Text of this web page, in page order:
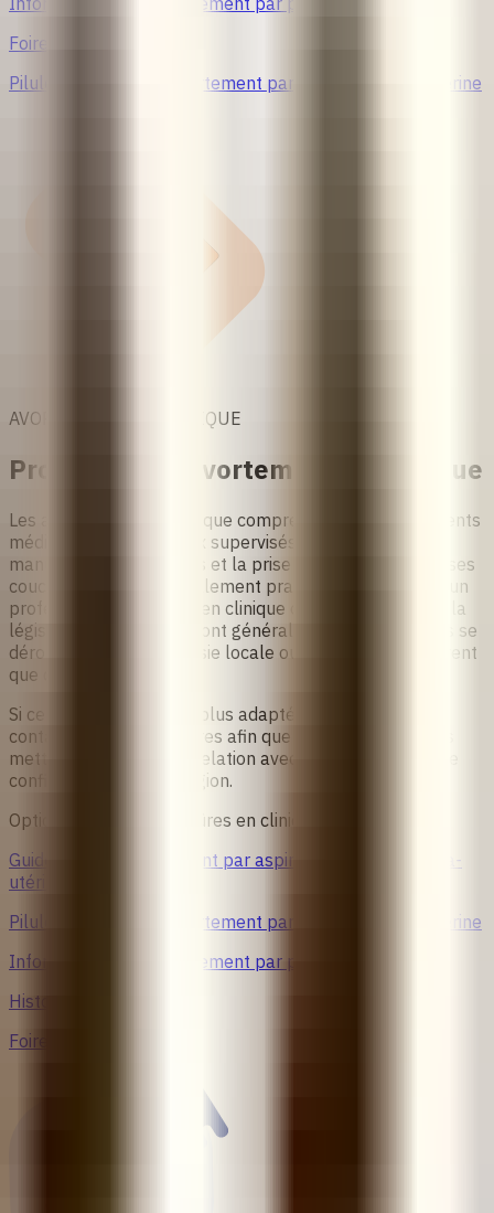
Foire aux questions
Pilules abortives vs avortement par aspiration intra-utérine
AVORTEMENT EN CLINIQUE
Procédures d'avortement en clinique
Les avortements en clinique comprennent les avortements
médicaux et chirurgicaux supervisés, les aspirations
manuelles intra-utérines et la prise en charge des fausses
couches. Ils sont généralement pratiqués au cabinet d'un
professionnel de santé, en clinique ou à l'hôpital, selon la
législation du pays. Ils sont généralement indolores ; ils se
déroulent sous anesthésie locale ou générale et ne durent
que quelques minutes.
Si cette méthode est la plus adaptée à votre situation,
contactez nos conseillères afin que nous puissions vous
mettre directement en relation avec des fournisseurs de
confiance dans votre région.
Options d’avortement sûres en clinique
Guide pour un avortement par aspiration manuelle intra-
utérine sécurisé
Pilules abortives vs avortement par aspiration intra-utérine
Informations sur l’avortement par pays
Histoires d’avortement
Foire aux questions